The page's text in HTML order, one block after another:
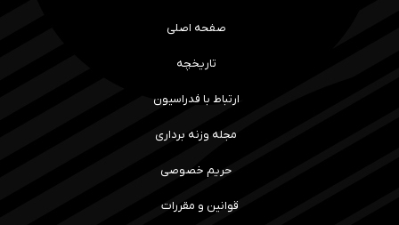
صفحه اصلی
تاریخچه
ارتباط با فدراسیون
مجله وزنه برداری
حریم خصوصی
قوانین و مقررات